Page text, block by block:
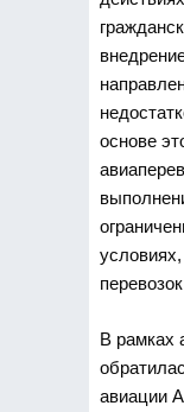
основе
В рамках
авиации